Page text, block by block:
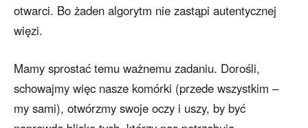
otwarci. Bo żaden algorytm nie zastąpi autentycznej
więzi.
Mamy sprostać temu ważnemu zadaniu. Dorośli,
schowajmy więc nasze komórki (przede wszystkim –
my sami), otwórzmy swoje oczy i uszy, by być